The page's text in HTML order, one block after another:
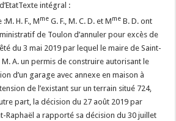
intégral :
H. F., Mme G. F., M. C. D. et Mme B. D. ont
de Toulon d’annuler pour excès de
du 3 mai 2019 par lequel le maire de Saint-
M. A. un permis de construire autorisant le
d’un garage avec annexe en maison à
de l’existant sur un terrain situé 724,
part, la décision du 27 août 2019 par
Raphaël a rapporté sa décision du 30 juillet